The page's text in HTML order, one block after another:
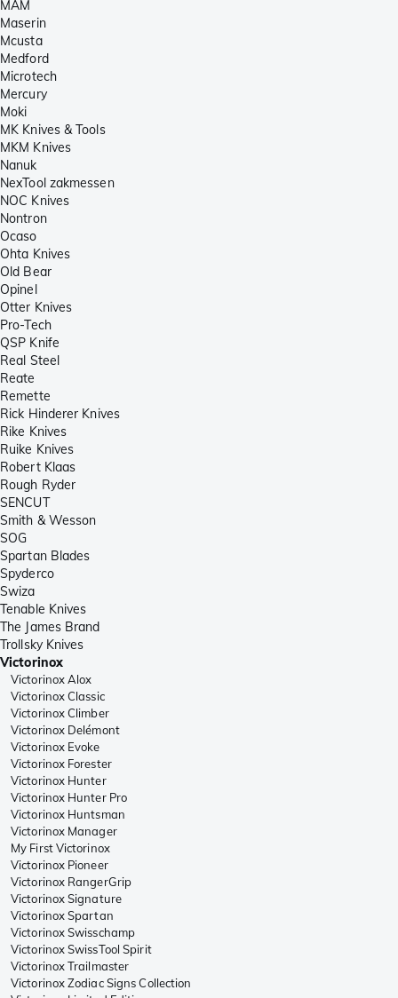
MAM
Maserin
Mcusta
Medford
Microtech
Mercury
Moki
MK Knives & Tools
MKM Knives
Nanuk
NexTool zakmessen
NOC Knives
Nontron
Ocaso
Ohta Knives
Old Bear
Opinel
Otter Knives
Pro-Tech
QSP Knife
Real Steel
Reate
Remette
Rick Hinderer Knives
Rike Knives
Ruike Knives
Robert Klaas
Rough Ryder
SENCUT
Smith & Wesson
SOG
Spartan Blades
Spyderco
Swiza
Tenable Knives
The James Brand
Trollsky Knives
Victorinox
Victorinox Alox
Victorinox Classic
Victorinox Climber
Victorinox Delémont
Victorinox Evoke
Victorinox Forester
Victorinox Hunter
Victorinox Hunter Pro
Victorinox Huntsman
Victorinox Manager
My First Victorinox
Victorinox Pioneer
Victorinox RangerGrip
Victorinox Signature
Victorinox Spartan
Victorinox Swisschamp
Victorinox SwissTool Spirit
Victorinox Trailmaster
Victorinox Zodiac Signs Collection